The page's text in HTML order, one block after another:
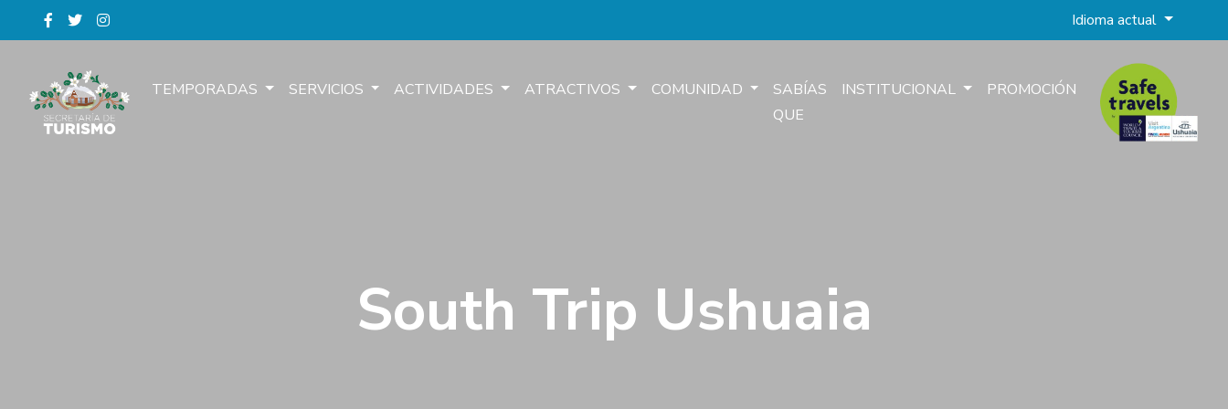
Idioma actual
TEMPORADAS SERVICIOS ACTIVIDADES ATRACTIVOS COMUNIDAD
SABÍAS
QUE
INSTITUCIONAL PROMOCIÓN
South Trip Ushuaia